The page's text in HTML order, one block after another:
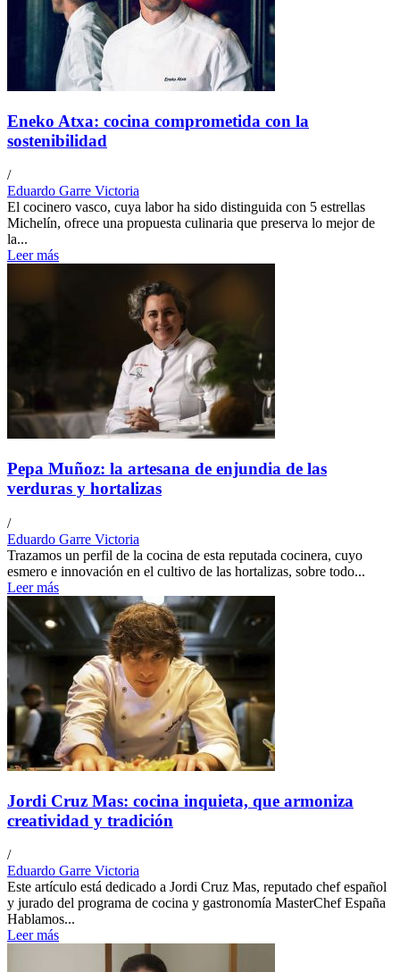
Eneko Atxa: cocina comprometida con la
sostenibilidad
/
Eduardo Garre Victoria
El cocinero vasco, cuya labor ha sido distinguida con 5 estrellas
Michelín, ofrece una propuesta culinaria que preserva lo mejor de
la...
Leer más
Pepa Muñoz: la artesana de enjundia de las
verduras y hortalizas
/
Eduardo Garre Victoria
Trazamos un perfil de la cocina de esta reputada cocinera, cuyo
esmero e innovación en el cultivo de las hortalizas, sobre todo...
Leer más
Jordi Cruz Mas: cocina inquieta, que armoniza
creatividad y tradición
/
Eduardo Garre Victoria
Este artículo está dedicado a Jordi Cruz Mas, reputado chef español
y jurado del programa de cocina y gastronomía MasterChef España
Hablamos...
Leer más